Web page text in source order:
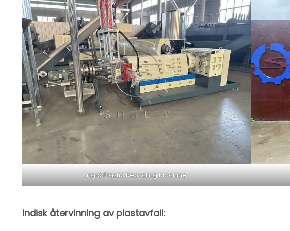
rigid Plastic Recycling Machine
Indisk återvinning av plastavfall: